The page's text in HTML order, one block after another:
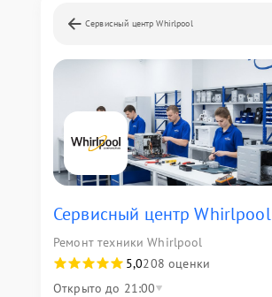
Сервисный центр Whirlpool
Сервисный центр Whirlpool
Ремонт техники Whirlpool
5,0208 оценки
Открыто до 21:00